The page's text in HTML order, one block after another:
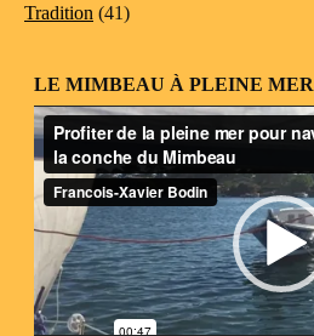
Tradition (41)
LE MIMBEAU À PLEINE MER
Lecteur
vidéo